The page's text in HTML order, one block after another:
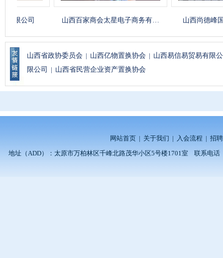
山西百家商会太星电子商务有… 山西尚德峰国际贸
山西省政协委员会 | 山西亿物置换协会 | 山西易信易贸易有限
限公司
| 山西省民营企业资产置换协会
网站首页 | 关于我们 | 入会流程 | 招
地址（ADD）：太原市万柏林区千峰北路茂华小区5号楼1701室 联系电话